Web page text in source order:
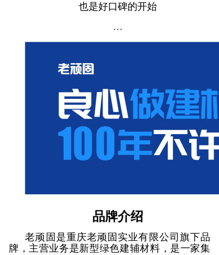
也是好口碑的开始
…
品牌介绍
老顽固是重庆老顽固实业有限公司旗下品
牌，主营业务是新型绿色建辅材料，是一家集